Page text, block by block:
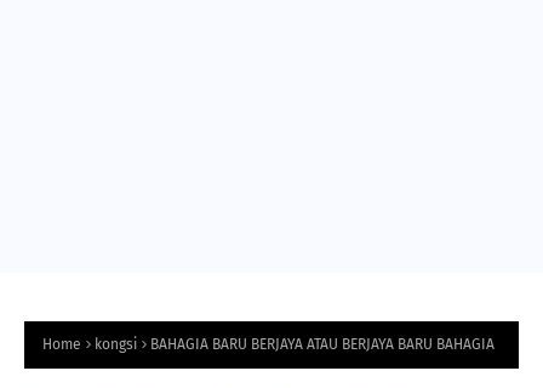
Home kongsi BAHAGIA BARU BERJAYA ATAU BERJAYA BARU BAHAGIA